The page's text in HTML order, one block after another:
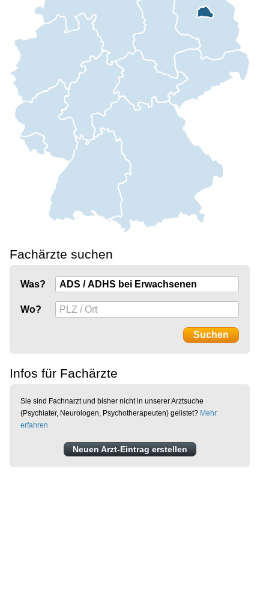
Fachärzte suchen
Was?
Wo?
Infos für Fachärzte
Sie sind Fachnarzt und bisher nicht in unserer Arztsuche
(Psychiater, Neurologen, Psychotherapeuten) gelistet? Mehr
erfahren
Neuen Arzt-Eintrag erstellen